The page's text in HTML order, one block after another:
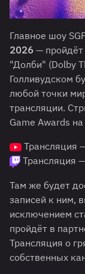
Главное шоу
2026 —
"Долби" (Dolby
Голливудском
любой точки
трансляции.
Game Awards
Трансляция
Трансляция —
Там же будет
записей к ним,
исключением
пройдёт в
Трансляция о
собственных